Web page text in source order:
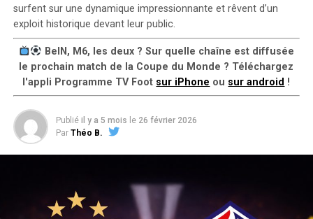
surfent sur une dynamique impressionnante et rêvent d’un
exploit historique devant leur public.
BeIN, M6, les deux ? Sur quelle chaîne est diffusée
le prochain match de la Coupe du Monde ? Téléchargez
l'appli Programme TV Foot sur iPhone ou sur android !
Publié il y a 5 mois le 26 février 2026
Par Théo B.